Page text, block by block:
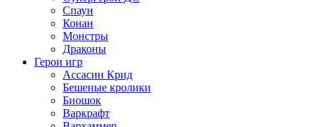
Спаун
Конан
Монстры
Драконы
Герои игр
Ассасин Крид
Бешеные кролики
Биошок
Варкрафт